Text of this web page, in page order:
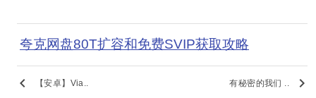
夸克网盘80T扩容和免费SVIP获取攻略
keyboard_arrow_left 【安卓】Via.. 有秘密的我们 .. keyboard_arrow_right